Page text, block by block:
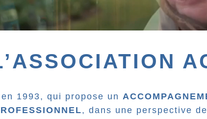
1993, qui propose un
, dans une perspective